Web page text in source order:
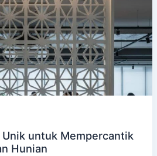
Unik untuk Mempercantik
Hunian